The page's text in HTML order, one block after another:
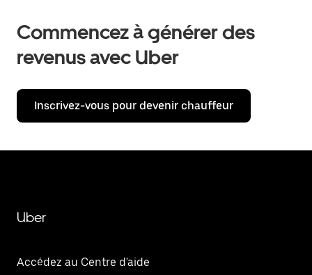
Commencez à générer des
revenus avec Uber
Inscrivez-vous pour devenir chauffeur
Uber
Accédez au Centre d'aide